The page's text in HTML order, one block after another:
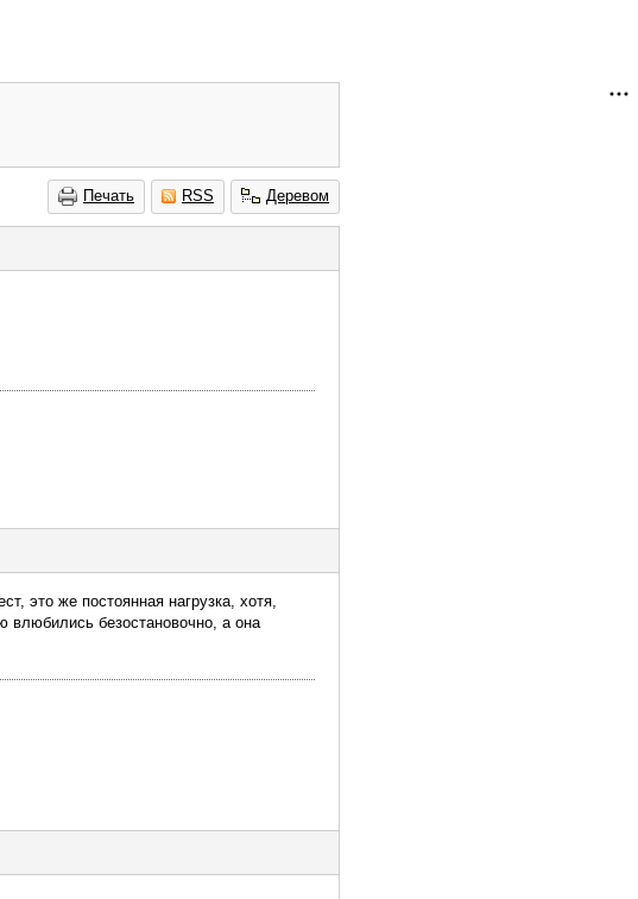
Печать RSS Деревом
это же постоянная нагрузка, хотя,
влюбились безостановочно, а она